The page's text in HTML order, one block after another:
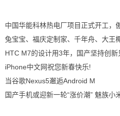
中国华能科林热电厂项目正式开工，
兔宝宝、福庆定制家、千年舟、大王
HTC M7的设计用3年，国产坚持创新
iPhone中文网祝您新春快乐!
当谷歌Nexus5邂逅Android M
国产手机或迎新一轮“涨价潮” 魅族小